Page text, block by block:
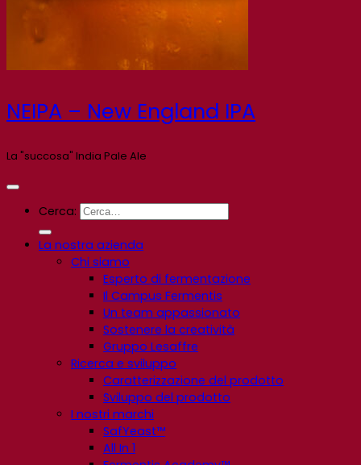
NEIPA – New England IPA
La "succosa" India Pale Ale
Cerca:
La nostra azienda
Chi siamo
Esperto di fermentazione
Il Campus Fermentis
Un team appassionato
Sostenere la creatività
Gruppo Lesaffre
Ricerca e sviluppo
Caratterizzazione del prodotto
Sviluppo del prodotto
I nostri marchi
SafYeast™
All In 1